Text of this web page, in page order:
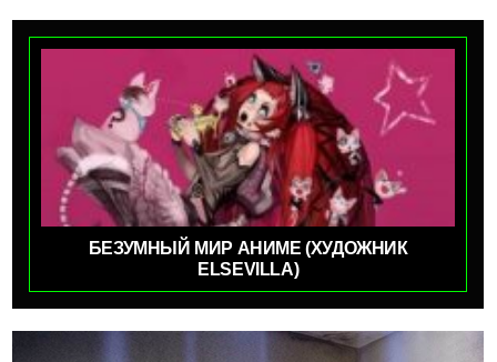
БЕЗУМНЫЙ МИР АНИМЕ (ХУДОЖНИК
ELSEVILLA)